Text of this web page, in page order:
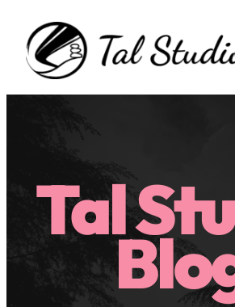
Inhalt
springen
Tal